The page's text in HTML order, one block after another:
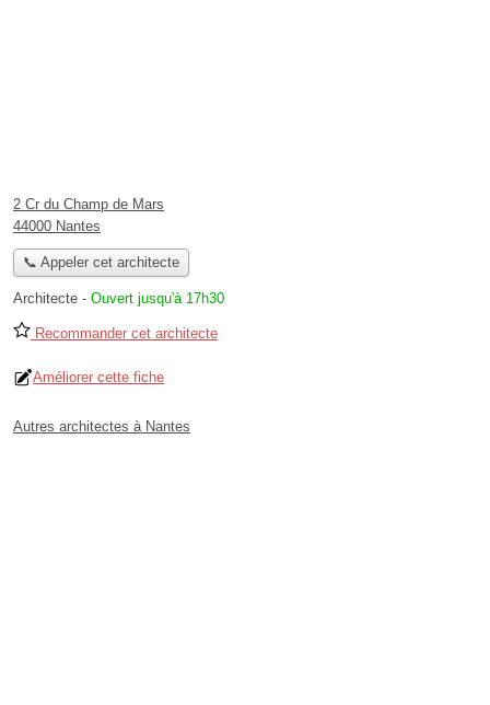
2 Cr du Champ de Mars
44000 Nantes
📞 Appeler cet architecte
Architecte - Ouvert jusqu'à 17h30
Recommander cet architecte
Améliorer cette fiche
Autres architectes à Nantes